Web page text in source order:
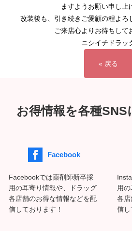
ますようお願い申し上
改装後も、引き続きご愛顧の程よろ
ご来店心よりお待ちして
ニシイチドラッ
« 戻る
お得情報を各種SNS
Facebook
Facebookでは薬剤師新卒採
用の耳寄り情報や、ドラッグ
各店舗のお得な情報などを配
信しております！
用
各店
信し